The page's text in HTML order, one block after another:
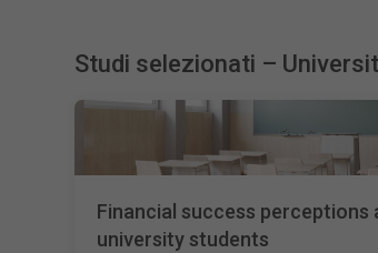
Studi selezionati –
Financial success perceptions
university students